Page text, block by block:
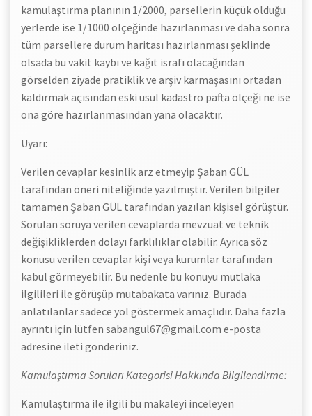
kamulaştırma planının 1/2000, parsellerin küçük olduğu
yerlerde ise 1/1000 ölçeğinde hazırlanması ve daha sonra
tüm parsellere durum haritası hazırlanması şeklinde
olsada bu vakit kaybı ve kağıt israfı olacağından
görselden ziyade pratiklik ve arşiv karmaşasını ortadan
kaldırmak açısından eski usül kadastro pafta ölçeği ne ise
ona göre hazırlanmasından yana olacaktır.
Uyarı:
Verilen cevaplar kesinlik arz etmeyip Şaban GÜL
tarafından öneri niteliğinde yazılmıştır. Verilen bilgiler
tamamen Şaban GÜL tarafından yazılan kişisel görüştür.
Sorulan soruya verilen cevaplarda mevzuat ve teknik
değişikliklerden dolayı farklılıklar olabilir. Ayrıca söz
konusu verilen cevaplar kişi veya kurumlar tarafından
kabul görmeyebilir. Bu nedenle bu konuyu mutlaka
ilgilileri ile görüşüp mutabakata varınız. Burada
anlatılanlar sadece yol göstermek amaçlıdır. Daha fazla
ayrıntı için lütfen sabangul67@gmail.com e-posta
adresine ileti gönderiniz.
Kamulaştırma Soruları Kategorisi Hakkında Bilgilendirme:
Kamulaştırma ile ilgili bu makaleyi inceleyen